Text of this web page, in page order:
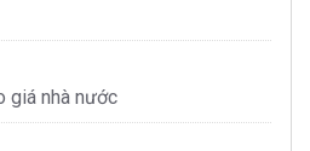
giá nhà nước